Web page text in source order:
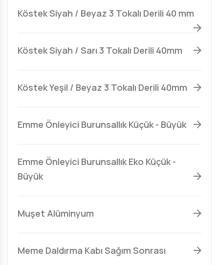
Köstek Siyah / Beyaz 3 Tokalı Derili 40 mm
Köstek Siyah / Sarı 3 Tokalı Derili 40mm
Köstek Yeşil / Beyaz 3 Tokalı Derili 40mm
Emme Önleyici Burunsallık Küçük - Büyük
Emme Önleyici Burunsallık Eko Küçük -
Büyük
Muşet Alüminyum
Meme Daldırma Kabı Sağım Sonrası